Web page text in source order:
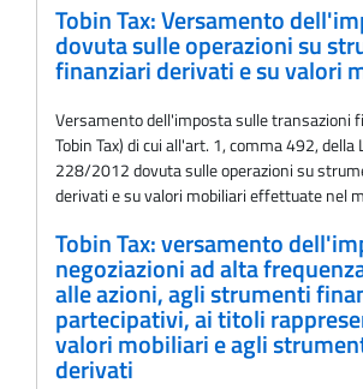
Tobin Tax: Versamento
dovuta sulle operazioni su
finanziari derivati e su valori
Versamento dell'imposta sulle transazioni
Tobin Tax) di cui all'art. 1, comma 492, della
228/2012 dovuta sulle operazioni su
derivati e su valori mobiliari effettuate nel
Tobin Tax: versamento
negoziazioni ad alta
alle azioni, agli strumenti
partecipativi, ai titoli
valori mobiliari e agli
derivati